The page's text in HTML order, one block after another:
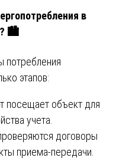
в
🏙️
потребления
этапов:
посещает объект для
учета.
договоры
приема-передачи.